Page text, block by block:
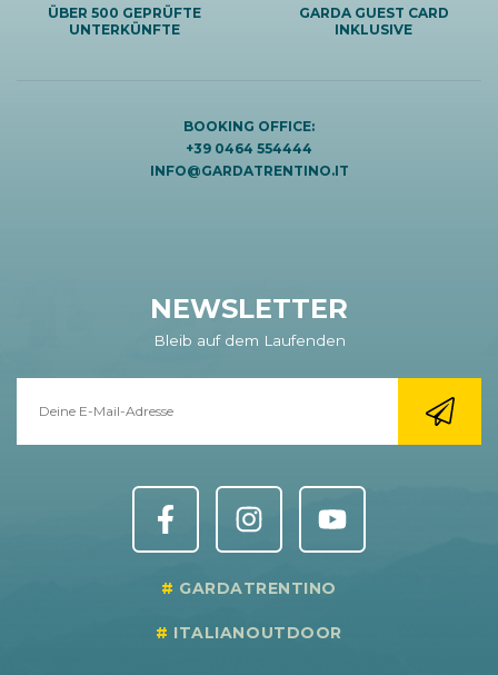
ÜBER 500 GEPRÜFTE
UNTERKÜNFTE
GARDA GUEST CARD
INKLUSIVE
BOOKING OFFICE:
+39 0464 554444
INFO@GARDATRENTINO.IT
NEWSLETTER
Bleib auf dem Laufenden
GARDATRENTINO
ITALIANOUTDOOR